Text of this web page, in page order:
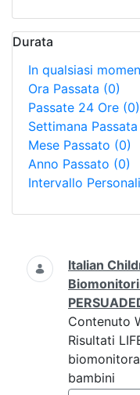
Durata
In qualsiasi
Ora Passata (0)
Passate 24 Ore (0)
Settimana Passata
Mese Passato (0)
Anno Passato (0)
Intervallo
Ricerca
Italian
Contenuto
Risultati
bambini